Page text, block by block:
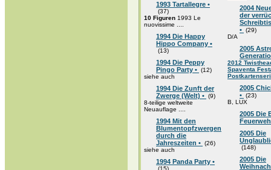
1993 Tartallegre •
(37)
10 Figuren 1993 Le
nuovissime ....
1994 Die Happy
Hippo Company •
(13)
1994 Die Peppy
Pingo Party • (12)
siehe auch
1994 Die Zunft der
Zwerge (Welt) • (9)
8-teilige weltweite
Neuauflage ....
1994 Mit den
Blumentopfzwergen
durch die
Jahreszeiten • (26)
siehe auch
1994 Panda Party •
(15)
2004
der
• (29)
D/A
2005
2012
Spaventa
2005
• (23)
B, LUX
2005 Die
2005 Die
(148)
2005 Die